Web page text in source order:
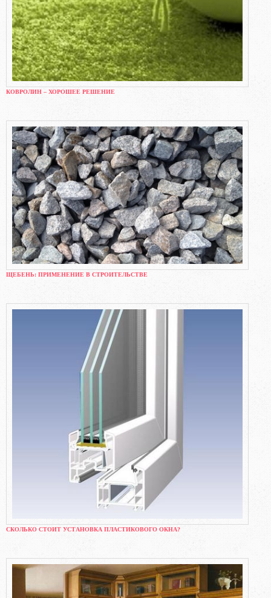
КОВРОЛИН – ХОРОШЕЕ РЕШЕНИЕ
ЩЕБЕНЬ: ПРИМЕНЕНИЕ В СТРОИТЕЛЬСТВЕ
СКОЛЬКО СТОИТ УСТАНОВКА ПЛАСТИКОВОГО ОКНА?